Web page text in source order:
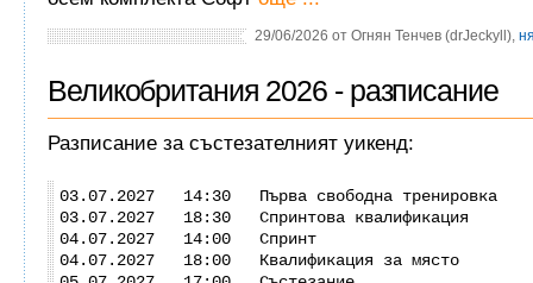
29/06/2026 от Огнян Тенчев (drJeckyll),
Великобритания 2026 - разписание
Разписание за състезателният уикенд:
03.07.2027 14:30 Първа свободна тренировка
03.07.2027 18:30 Спринтова квалификация
04.07.2027 14:00 Спринт
04.07.2027 18:00 Квалификация за място